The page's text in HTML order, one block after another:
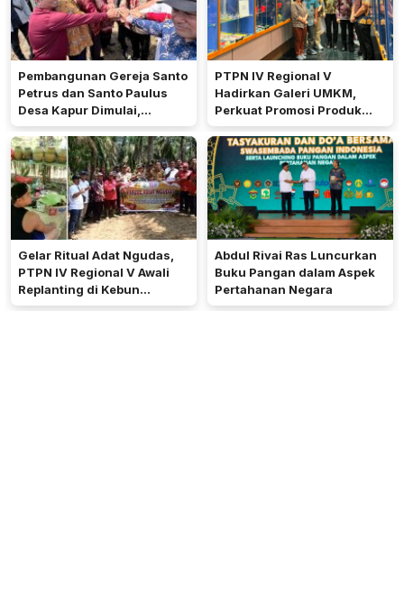
Pembangunan Gereja Santo
Petrus dan Santo Paulus
Desa Kapur Dimulai,
Pemkab Kubu Raya Siapkan
Akses Jalan
PTPN IV Regional V
Hadirkan Galeri UMKM,
Perkuat Promosi Produk
Mitra Binaan Melalui Inovasi
Digital
Gelar Ritual Adat Ngudas,
PTPN IV Regional V Awali
Replanting di Kebun
Kembayan
Abdul Rivai Ras Luncurkan
Buku Pangan dalam Aspek
Pertahanan Negara